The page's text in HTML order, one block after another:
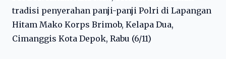
tradisi penyerahan panji-panji Polri di Lapangan
Hitam Mako Korps Brimob, Kelapa Dua,
Cimanggis Kota Depok, Rabu (6/11)